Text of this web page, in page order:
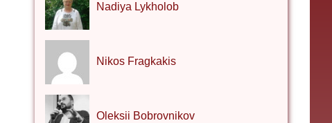
Nadiya Lykholob
Nikos Fragkakis
Oleksii Bobrovnikov